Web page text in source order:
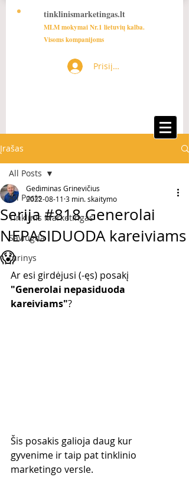
tinklinismarketingas.lt
MLM mokymai Nr.1 lietuvių kalba.
Visoms kompanijoms
Prisijungti
Įrašas
All Posts
Tinklinis Marketingas
Saviugda
turinys
All Posts
Serija #818 Generolai
NEPASIDUODA kareiviams
😱
Gediminas Grinevičius
2022-08-11 3 min. skaitymo
Ar esi girdėjusi (-ęs) posakį
"Generolai nepasiduoda
kareiviams"?
Šis posakis galioja daug kur
gyvenime ir taip pat tinklinio
marketingo versle.